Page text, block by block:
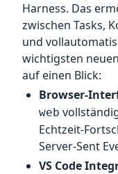
Harness. Das
zwischen Tasks,
und
wichtigsten
auf einen Blick:
Browser-
web
Echtzeit-
Server-Sent
VS Code